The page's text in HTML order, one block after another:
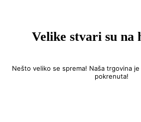
Velike stvari su na
Nešto veliko se sprema! Naša trgovina
pokrenuta!